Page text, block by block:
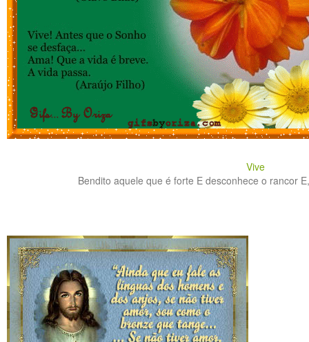
Vive
Bendito aquele que é forte E desconhece o rancor